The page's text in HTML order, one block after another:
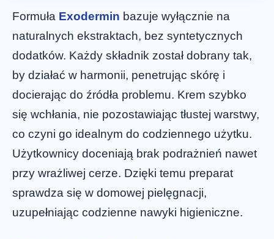
Formuła Exodermin bazuje wyłącznie na
naturalnych ekstraktach, bez syntetycznych
dodatków. Każdy składnik został dobrany tak,
by działać w harmonii, penetrując skórę i
docierając do źródła problemu. Krem szybko
się wchłania, nie pozostawiając tłustej warstwy,
co czyni go idealnym do codziennego użytku.
Użytkownicy doceniają brak podrażnień nawet
przy wrażliwej cerze. Dzięki temu preparat
sprawdza się w domowej pielęgnacji,
uzupełniając codzienne nawyki higieniczne.